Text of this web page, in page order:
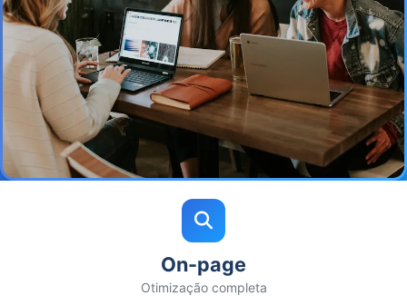
On-page
Otimização completa